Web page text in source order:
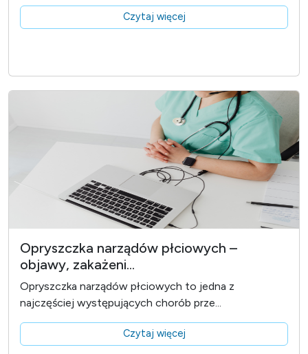
Czytaj więcej
Opryszczka narządów płciowych –
objawy, zakażeni...
Opryszczka narządów płciowych to jedna z
najczęściej występujących chorób prze...
Czytaj więcej